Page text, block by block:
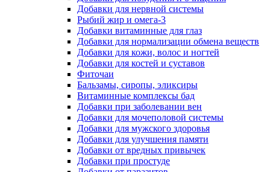
Добавки для нервной системы
Рыбий жир и омега-3
Добавки витаминные для глаз
Добавки для нормализации обмена веществ
Добавки для кожи, волос и ногтей
Добавки для костей и суставов
Фиточаи
Бальзамы, сиропы, эликсиры
Витаминные комплексы бад
Добавки при заболевании вен
Добавки для мочеполовой системы
Добавки для мужского здоровья
Добавки для улучшения памяти
Добавки от вредных привычек
Добавки при простуде